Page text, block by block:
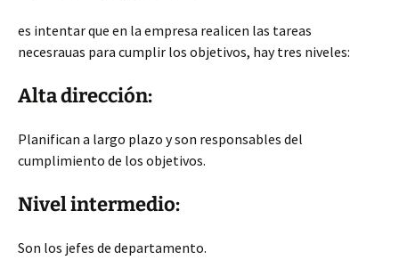
es intentar que en la empresa realicen las tareas
necesrauas para cumplir los objetivos, hay tres niveles:
Alta dirección:
Planifican a largo plazo y son responsables del
cumplimiento de los objetivos.
Nivel intermedio:
Son los jefes de departamento.